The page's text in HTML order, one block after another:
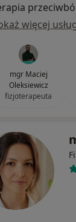
więcej
mgr Maciej
Oleksiewicz
fizjoterapeuta